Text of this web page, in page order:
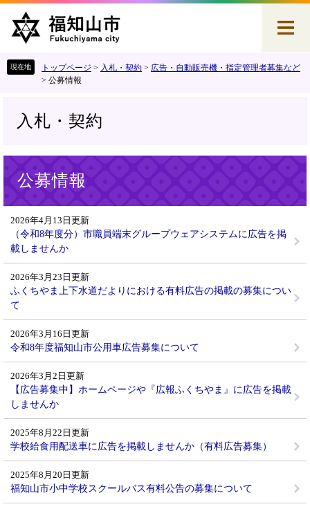
トップページ > 入札・契約 > 広告・自動販売機・指定管理者募集など
> 公募情報
入札・契約
公募情報
2026年4月13日更新
（令和8年度分）市職員端末グループウェアシステムに広告を掲
載しませんか
2026年3月23日更新
ふくちやま上下水道だよりにおける有料広告の掲載の募集につい
て
2026年3月16日更新
令和8年度福知山市公用車広告募集について
2026年3月2日更新
【広告募集中】ホームページや『広報ふくちやま』に広告を掲載
しませんか
2025年8月22日更新
学校給食用配送車に広告を掲載しませんか（有料広告募集）
2025年8月20日更新
福知山市小中学校スクールバス有料公告の募集について